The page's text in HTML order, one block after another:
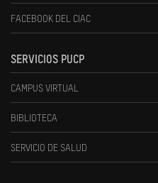
FACEBOOK DEL CIAC
SERVICIOS PUCP
CAMPUS VIRTUAL
BIBLIOTECA
SERVICIO DE SALUD